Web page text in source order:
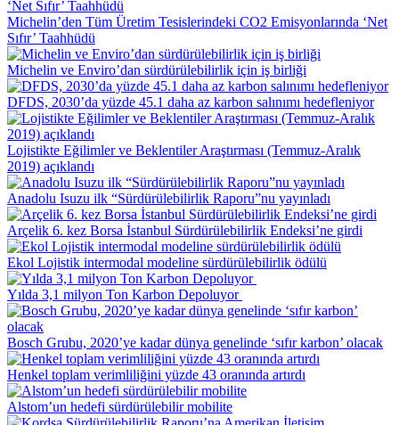
Michelin’den Tüm Üretim Tesislerindeki CO2 Emisyonlarında ‘Net
Sıfır’ Taahhüdü
Michelin ve Enviro’dan sürdürülebilirlik için iş birliği
DFDS, 2030’da yüzde 45.1 daha az karbon salınımı hedefleniyor
Lojistikte Eğilimler ve Beklentiler Araştırması (Temmuz-Aralık
2019) açıklandı
Anadolu Isuzu ilk “Sürdürülebilirlik Raporu”nu yayınladı
Arçelik 6. kez Borsa İstanbul Sürdürülebilirlik Endeksi’ne girdi
Ekol Lojistik intermodal modeline sürdürülebilirlik ödülü
Yılda 3,1 milyon Ton Karbon Depoluyor
Bosch Grubu, 2020’ye kadar dünya genelinde ‘sıfır karbon’ olacak
Henkel toplam verimliliğini yüzde 43 oranında artırdı
Alstom’un hedefi sürdürülebilir mobilite